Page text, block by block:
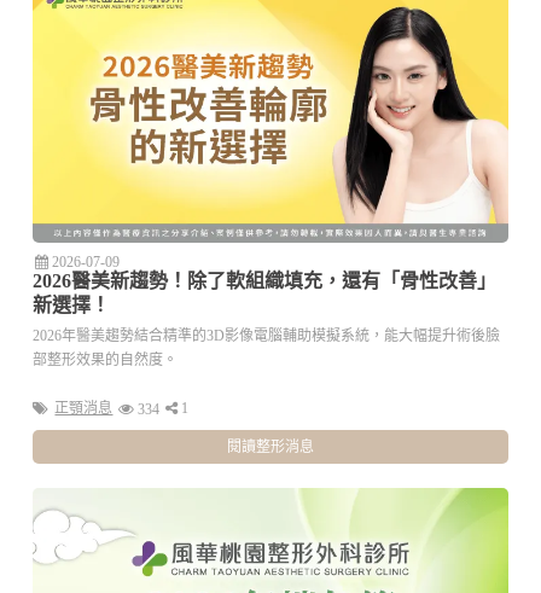
2026-07-09
2026醫美新趨勢！除了軟組織填充，還有「骨性改善」
新選擇！
2026年醫美趨勢結合精準的3D影像電腦輔助模擬系統，能大幅提升術後臉
部整形效果的自然度。
正顎消息 334 1
閱讀整形消息